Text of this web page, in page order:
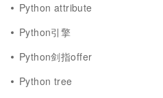
Python attribute
Python引擎
Python剑指offer
Python tree